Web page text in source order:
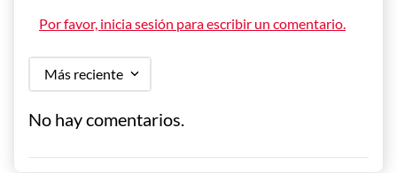
promedio
Por favor, inicia sesión para escribir un comentario.
Más reciente
No hay comentarios.